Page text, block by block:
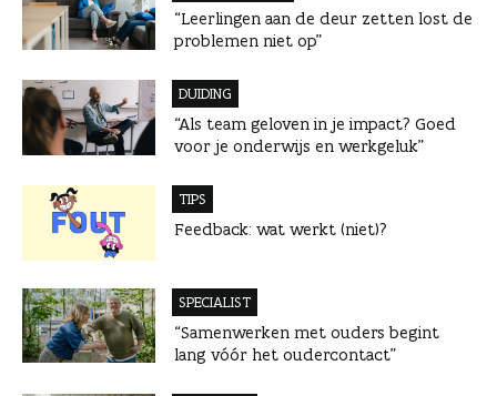
“Leerlingen aan de deur zetten lost de
problemen niet op”
DUIDING
“Als team geloven in je impact? Goed
voor je onderwijs en werkgeluk”
TIPS
Feedback: wat werkt (niet)?
SPECIALIST
“Samenwerken met ouders begint
lang vóór het oudercontact”